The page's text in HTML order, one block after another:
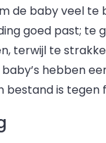
de baby veel te
goed past;
terwijl te
hebben
bestand is tegen